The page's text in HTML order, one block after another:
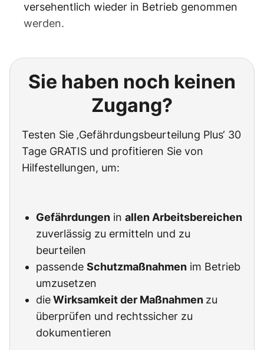
versehentlich wieder in Betrieb genommen
werden.
Sie haben noch keinen
Zugang?
Testen Sie ‚Gefährdungsbeurteilung Plus‘ 30
Tage GRATIS und profitieren Sie von
Hilfestellungen, um:
Gefährdungen in allen Arbeitsbereichen
zuverlässig zu ermitteln und zu
beurteilen
passende Schutzmaßnahmen im Betrieb
umzusetzen
dieWirksamkeit der Maßnahmen zu
überprüfen und rechtssicher zu
dokumentieren